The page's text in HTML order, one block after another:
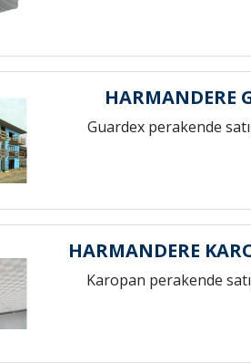
HARMANDERE
Guardex perakende
HARMANDERE
Karopan perakende